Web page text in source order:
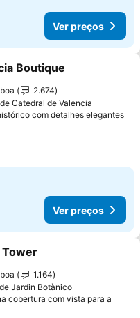
Ver preços
aos favoritos
Boutique
2.674
Catedral de Valencia
com detalhes elegantes
Ver preços
aos favoritos
Tower
1.164
Jardin Botànico
cobertura com vista para a